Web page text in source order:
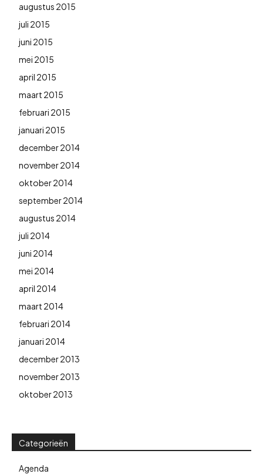
augustus 2015
juli 2015
juni 2015
mei 2015
april 2015
maart 2015
februari 2015
januari 2015
december 2014
november 2014
oktober 2014
september 2014
augustus 2014
juli 2014
juni 2014
mei 2014
april 2014
maart 2014
februari 2014
januari 2014
december 2013
november 2013
oktober 2013
Categorieën
Agenda